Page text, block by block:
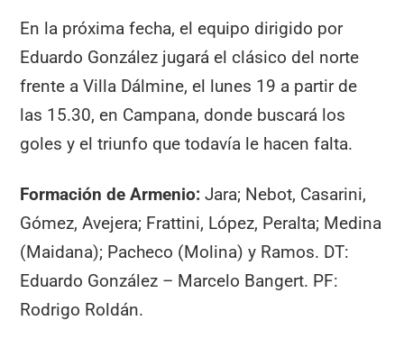
En la próxima fecha, el equipo dirigido por
Eduardo González jugará el clásico del norte
frente a Villa Dálmine, el lunes 19 a partir de
las 15.30, en Campana, donde buscará los
goles y el triunfo que todavía le hacen falta.
Formación de Armenio: Jara; Nebot, Casarini,
Gómez, Avejera; Frattini, López, Peralta; Medina
(Maidana); Pacheco (Molina) y Ramos. DT:
Eduardo González – Marcelo Bangert. PF:
Rodrigo Roldán.